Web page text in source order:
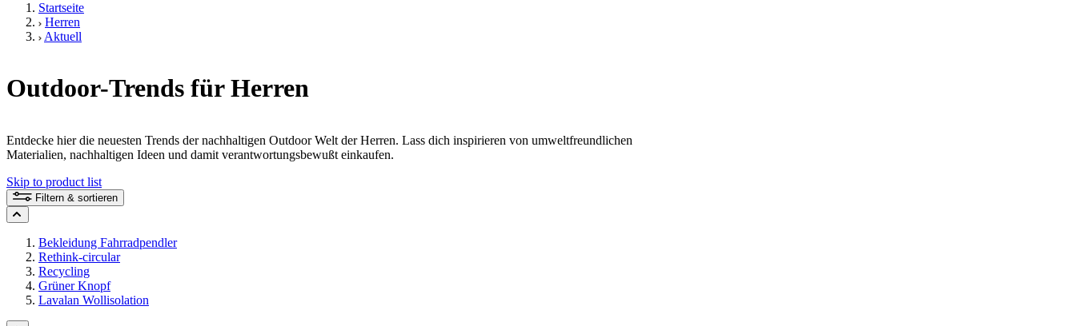
Startseite
Herren
Aktuell
Outdoor-Trends für Herren
Entdecke hier die neuesten Trends der nachhaltigen Outdoor Welt der Herren. Lass dich inspirieren von umweltfreundlichen
Materialien, nachhaltigen Ideen und damit verantwortungsbewußt einkaufen.
Skip to product list
Filtern & sortieren
Bekleidung Fahrradpendler
Rethink-circular
Recycling
Grüner Knopf
Lavalan Wollisolation